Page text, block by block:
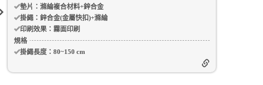
墊片： 滌綸複合材料+鋅合金
掛繩： 鋅合金(金屬快扣)+滌綸
印刷效果： 霧面印刷
規格
掛繩長度： 80~150 cm